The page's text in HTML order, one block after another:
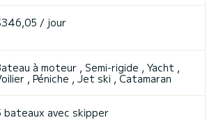
/ jour
à moteur , Semi-rigide , Yacht ,
, Péniche , Jet ski , Catamaran
bateaux avec skipper